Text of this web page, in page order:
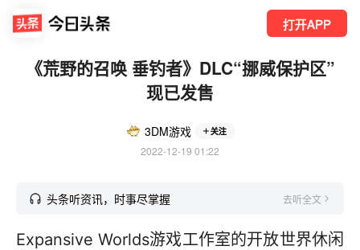
打开APP
《荒野的召唤 垂钓者》DLC“挪威保护区”
现已发售
3DM游戏 关注
2022-12-19 01:22
头条听资讯，时事尽掌握 去听全文
Expansive Worlds游戏工作室的开放世界休闲